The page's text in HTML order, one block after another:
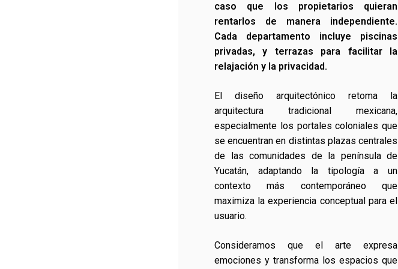
caso que los propietarios quieran
rentarlos de manera independiente.
Cada departamento incluye piscinas
privadas, y terrazas para facilitar la
relajación y la privacidad.
El diseño arquitectónico retoma la
arquitectura tradicional mexicana,
especialmente los portales coloniales que
se encuentran en distintas plazas centrales
de las comunidades de la península de
Yucatán, adaptando la tipología a un
contexto más contemporáneo que
maximiza la experiencia conceptual para el
usuario.
Consideramos que el arte expresa
emociones y transforma los espacios que